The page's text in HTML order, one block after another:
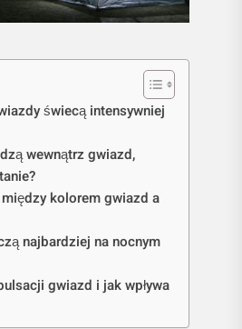
świecą intensywniej
wewnątrz gwiazd,
kolorem gwiazd a
najbardziej na nocnym
gwiazd i jak wpływa